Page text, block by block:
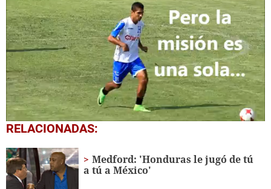
0
seconds
1
minute,
10
seconds
RELACIONADAS:
Medford: 'Honduras le jugó de tú
a tú a México'